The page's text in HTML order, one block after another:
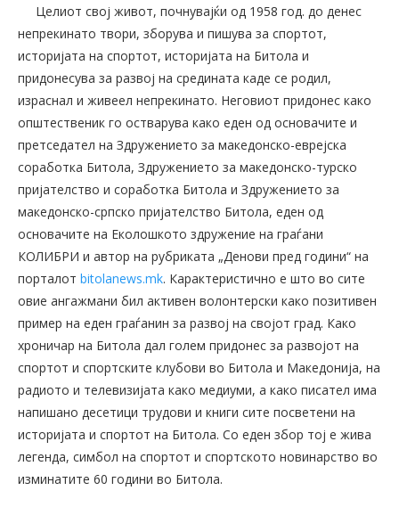
Целиот свој живот, почнувајќи од 1958 год. до денес
непрекинато твори, зборува и пишува за спортот,
историјата на спортот, историјата на Битола и
придонесува за развој на средината каде се родил,
израснал и живеел непрекинато. Неговиот придонес како
општественик го остварува како еден од основачите и
претседател на Здружението за македонско-еврејска
соработка Битола, Здружението за македонско-турско
пријателство и соработка Битола и Здружението за
македонско-српско пријателство Битола, еден од
основачите на Еколошкото здружение на граѓани
КОЛИБРИ и автор на рубриката „Денови пред години“ на
порталот bitolanews.mk. Карактеристично е што во сите
овие ангажмани бил активен волонтерски како позитивен
пример на еден граѓанин за развој на својот град. Како
хроничар на Битола дал голем придонес за развојот на
спортот и спортските клубови во Битола и Македонија, на
радиото и телевизијата како медиуми, а како писател има
напишано десетици трудови и книги сите посветени на
историјата и спортот на Битола. Со еден збор тој е жива
легенда, симбол на спортот и спортското новинарство во
изминатите 60 години во Битола.